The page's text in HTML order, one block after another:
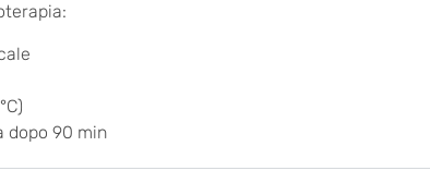
dopo 90 min